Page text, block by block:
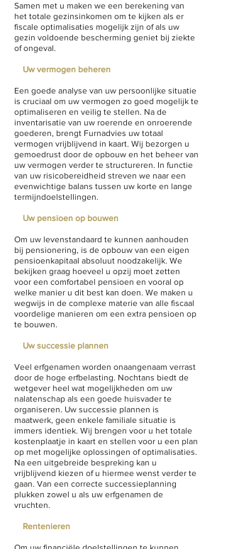
Samen met u maken we een berekening van
het totale gezinsinkomen om te kijken als er
fiscale optimalisaties mogelijk zijn of als uw
gezin voldoende bescherming geniet bij ziekte
of ongeval.
Uw vermogen beheren
Een goede analyse van uw persoonlijke situatie
is cruciaal om uw vermogen zo goed mogelijk te
optimaliseren en veilig te stellen. Na de
inventarisatie van uw roerende en onroerende
goederen, brengt Furnadvies uw totaal
vermogen vrijblijvend in kaart. Wij bezorgen u
gemoedrust door de opbouw en het beheer van
uw vermogen verder te structureren. In functie
van uw risicobereidheid streven we naar een
evenwichtige balans tussen uw korte en lange
termijndoelstellingen.
Uw pensioen op bouwen
Om uw levenstandaard te kunnen aanhouden
bij pensionering, is de opbouw van een eigen
pensioenkapitaal absoluut noodzakelijk. We
bekijken graag hoeveel u opzij moet zetten
voor een comfortabel pensioen en vooral op
welke manier u dit best kan doen. We maken u
wegwijs in de complexe materie van alle fiscaal
voordelige manieren om een extra pensioen op
te bouwen.
Uw successie plannen
Veel erfgenamen worden onaangenaam verrast
door de hoge erfbelasting. Nochtans biedt de
wetgever heel wat mogelijkheden om uw
nalatenschap als een goede huisvader te
organiseren. Uw successie plannen is
maatwerk, geen enkele familiale situatie is
immers identiek. Wij brengen voor u het totale
kostenplaatje in kaart en stellen voor u een plan
op met mogelijke oplossingen of optimalisaties.
Na een uitgebreide bespreking kan u
vrijblijvend kiezen of u hiermee wenst verder te
gaan. Van een correcte successieplanning
plukken zowel u als uw erfgenamen de
vruchten.
Rentenieren